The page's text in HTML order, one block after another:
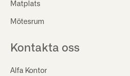
Matplats
Mötesrum
Kontakta oss
Alfa Kontor